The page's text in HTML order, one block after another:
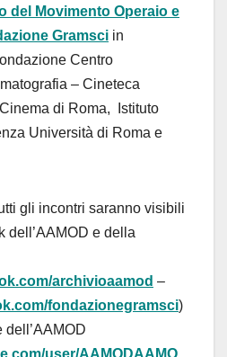
del Movimento Operaio e
Gramsci in
Centro
– Cineteca
di Roma, Istituto
Università di Roma e
gli incontri saranno visibili
dell’AAMOD e della
archivioaamod –
fondazionegramsci)